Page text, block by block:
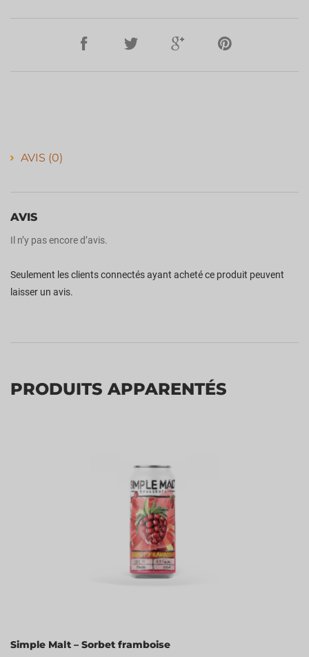
AVIS (0)
AVIS
Il n’y pas encore d’avis.
Seulement les clients connectés ayant acheté ce produit peuvent
laisser un avis.
PRODUITS APPARENTÉS
Simple Malt – Sorbet framboise